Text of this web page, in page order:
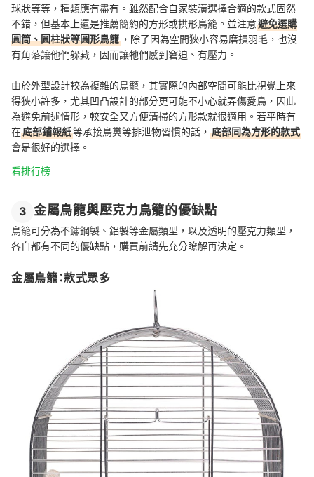
球狀等等，種類應有盡有。雖然配合自家裝潢選擇合適的款式固然
不錯，但基本上還是推薦簡約的方形或拱形鳥籠。並注意避免選購
圓筒、圓柱狀等圓形鳥籠 ，除了因為空間狹小容易磨損羽毛，也沒
有角落讓他們躲藏，因而讓牠們感到窘迫、有壓力。
由於外型設計較為複雜的鳥籠，其實際的內部空間可能比視覺上來
得狹小許多，尤其凹凸設計的部分更可能不小心就弄傷愛鳥，因此
為避免前述情形，較安全又方便清掃的方形款就很適用。若平時有
在底部鋪報紙等承接鳥糞等排泄物習慣的話， 底部同為方形的款式
會是很好的選擇。
看排行榜
3 金屬鳥籠與壓克力鳥籠的優缺點
鳥籠可分為不鏽鋼製、鋁製等金屬類型，以及透明的壓克力類型，
各自都有不同的優缺點，購買前請先充分瞭解再決定。
金屬鳥籠：款式眾多